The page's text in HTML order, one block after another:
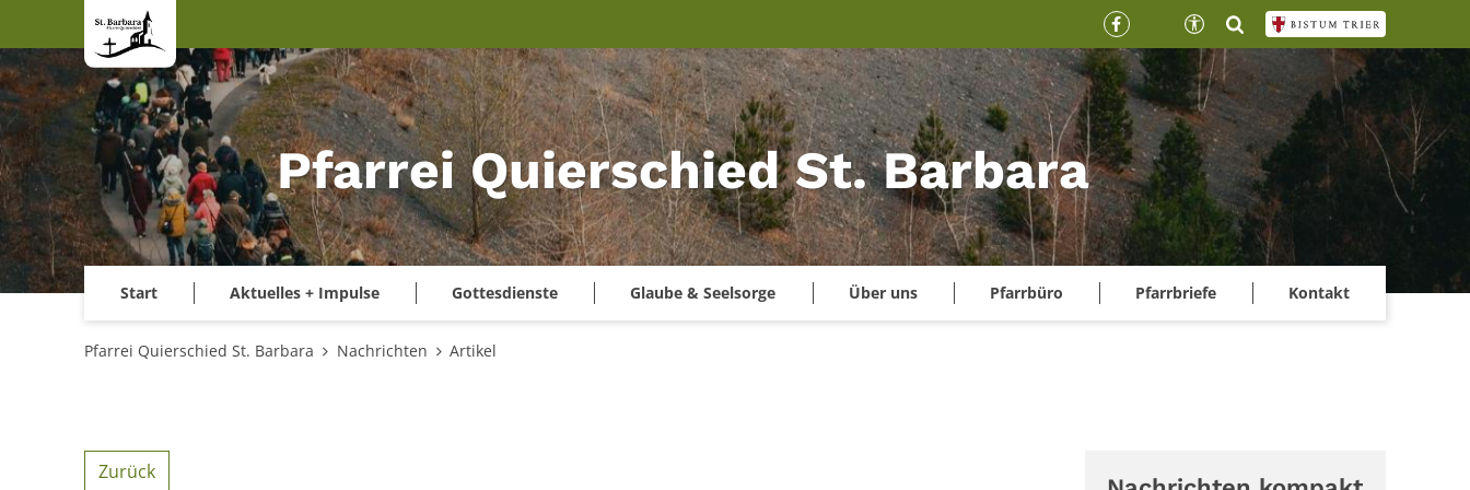
Zum Inhalt springen
Pfarrei Quierschied St. Barbara
Start Aktuelles + Impulse Gottesdienste Glaube & Seelsorge Über uns Pfarrbüro Pfarrbriefe Kontakt
Pfarrei Quierschied St. Barbara Nachrichten Artikel
Zurück